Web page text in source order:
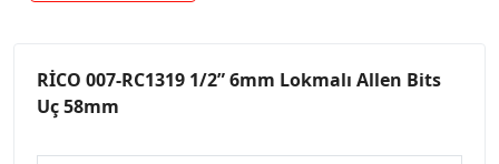
RİCO 007-RC1319 1/2” 6mm Lokmalı Allen Bits
Uç 58mm